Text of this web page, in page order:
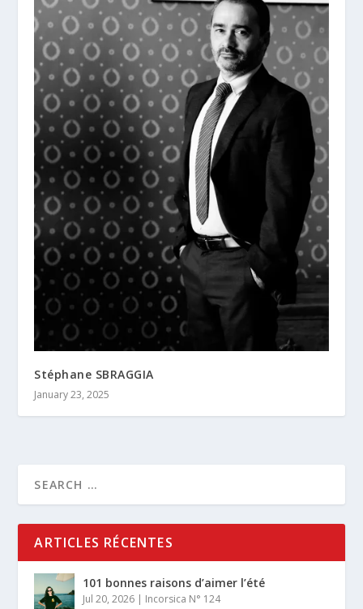
Stéphane SBRAGGIA
January 23, 2025
ARTICLES RÉCENTES
101 bonnes raisons d’aimer l’été
Jul 20, 2026 | Incorsica N° 124